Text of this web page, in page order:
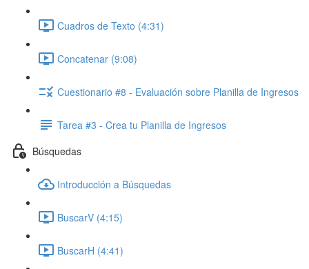
Cuadros de Texto (4:31)
Concatenar (9:08)
Cuestionario #8 - Evaluación sobre Planilla de Ingresos
Tarea #3 - Crea tu Planilla de Ingresos
Búsquedas
Introducción a Búsquedas
BuscarV (4:15)
BuscarH (4:41)